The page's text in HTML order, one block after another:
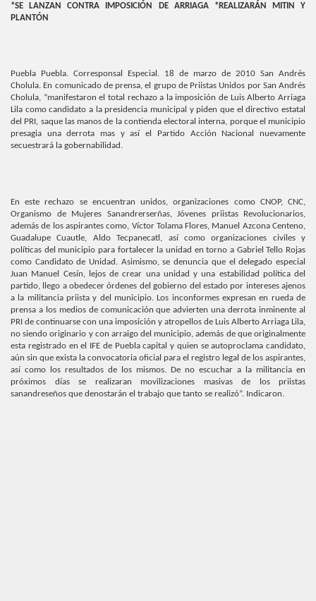
*SE LANZAN CONTRA IMPOSICIÓN DE ARRIAGA *REALIZARÁN MITIN Y
PLANTÓN
Puebla Puebla. Corresponsal Especial. 18 de marzo de 2010 San Andrés
Cholula. En comunicado de prensa, el grupo de Priistas Unidos por San Andrés
Cholula, “manifestaron el total rechazo a la imposición de Luis Alberto Arriaga
Lila como candidato a la presidencia municipal y piden que el directivo estatal
del PRI, saque las manos de la contienda electoral interna, porque el municipio
presagia una derrota mas y así el Partido Acción Nacional
nuevamente
secuestrará la gobernabilidad.
En este rechazo se encuentran unidos, organizaciones como CNOP, CNC,
Organismo de Mujeres Sanandrerserñas, Jóvenes priistas Revolucionarios,
además de los aspirantes como, Víctor Tolama Flores, Manuel Azcona Centeno,
Guadalupe Cuautle, Aldo Tecpanecatl, así como organizaciones civiles y
políticas del municipio para fortalecer la unidad en torno a Gabriel Tello Rojas
como Candidato de Unidad. Asimismo, se denuncia que el delegado especial
Juan Manuel Cesín, lejos de crear una unidad y una estabilidad política del
partido, llego a obedecer órdenes del gobierno del estado por intereses ajenos
a la militancia priista y del municipio. Los inconformes expresan en rueda de
prensa a los medios de comunicación que advierten una derrota inminente al
PRI de continuarse con una imposición y atropellos de Luis Alberto Arriaga Lila,
no siendo originario y con arraigo del municipio, además de que originalmente
esta registrado en el IFE de Puebla capital y quien se autoproclama candidato,
aún sin que exista la convocatoria oficial para el registro legal de los aspirantes,
así como los resultados de los mismos. De no escuchar a la militancia en
próximos días se realizaran movilizaciones masivas de los priistas
sanandreseños que denostarán el trabajo que tanto se realizó”. Indicaron.